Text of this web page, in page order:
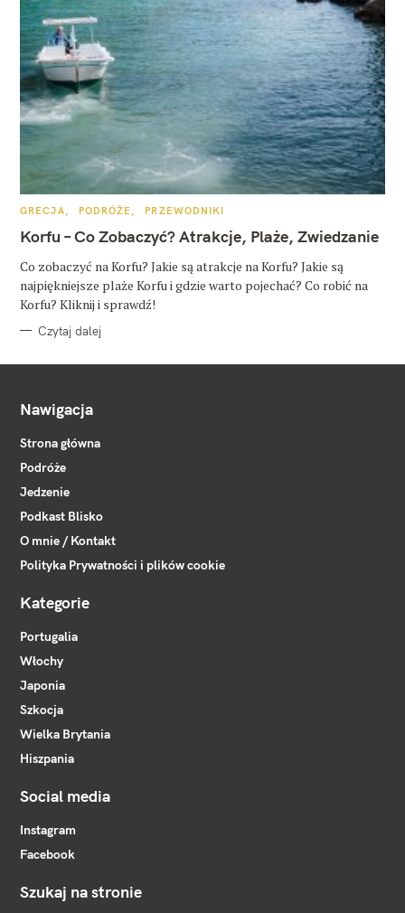
K
T
E
O
R
I
GRECJA PODRÓŻE PRZEWODNIKI
Korfu – Co Zobaczyć? Atrakcje, Plaże, Zwiedzanie
Co zobaczyć na Korfu? Jakie są atrakcje na Korfu? Jakie są
najpiękniejsze plaże Korfu i gdzie warto pojechać? Co robić na
Korfu? Kliknij i sprawdź!
Czytaj dalej
Nawigacja
Strona główna
Podróże
Jedzenie
Podkast Blisko
O mnie / Kontakt
Polityka Prywatności i plików cookie
Kategorie
Portugalia
Włochy
Japonia
Szkocja
Wielka Brytania
Hiszpania
Social media
Instagram
Facebook
Szukaj na stronie